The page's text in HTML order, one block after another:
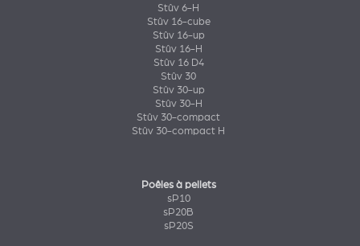
Stûv 6-H
Stûv 16-cube
Stûv 16-up
Stûv 16-H
Stûv 16 D4
Stûv 30
Stûv 30-up
Stûv 30-H
Stûv 30-compact
Stûv 30-compact H
Poêles à pellets
sP10
sP20B
sP20S